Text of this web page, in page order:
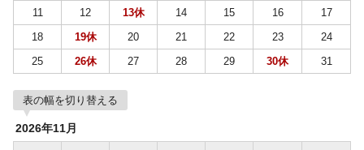
11
12 13休 14 15 16
17
18
19休 20 21 22 23
24
25
26休 27 28 29 30休 31
表の幅を切り替える
2026年11月